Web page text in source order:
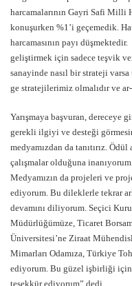
harcamalarının Gayri Safi Milli
konuşurken %1’i geçemedik.
harcamasının payı
geliştirmek için sadece teşvik
sanayinde nasıl bir strateji
ge stratejilerimiz olmalıdır ve
Yarışmaya başvuran, dereceye
gerekli ilgiyi ve desteği
medyamızdan da tanıtırız.
çalışmalar olduğuna
Medyamızın da projeleri ve
ediyorum. Bu dileklerle tekrar
devamını diliyorum. Seçici
Müdürlüğümüze, Ticaret
Üniversitesi’ne Ziraat
Mimarları Odamıza, Türkiye
ediyorum. Bu güzel işbirliği için
teşekkür ediyorum” dedi.